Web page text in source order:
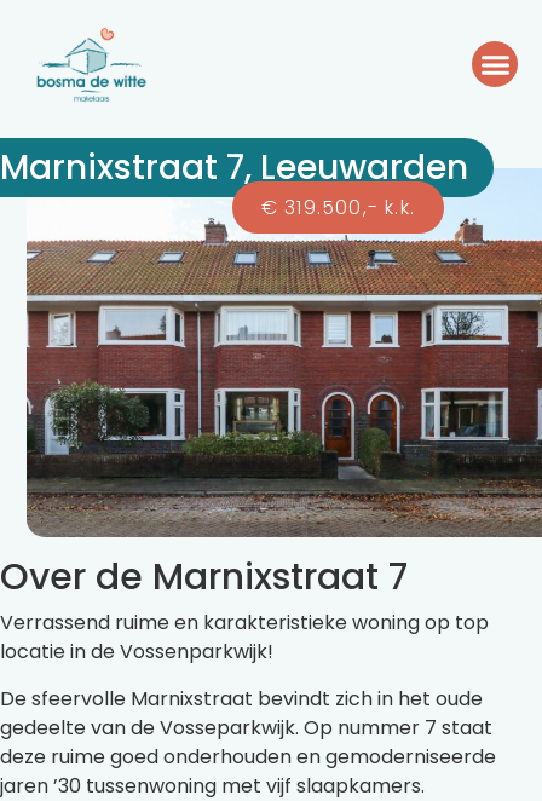
Marnixstraat 7, Leeuwarden
Over de Marnixstraat 7
Verrassend ruime en karakteristieke woning op top
locatie in de Vossenparkwijk!
De sfeervolle Marnixstraat bevindt zich in het oude
gedeelte van de Vosseparkwijk. Op nummer 7 staat
deze ruime goed onderhouden en gemoderniseerde
jaren ’30 tussenwoning met vijf slaapkamers.